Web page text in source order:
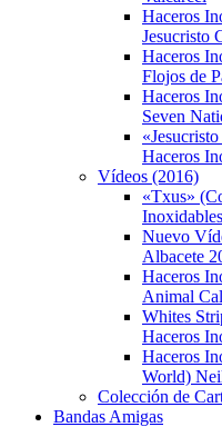
Haceros
Jesucristo
Haceros
Flojos de
Haceros
Seven
Haceros
Vídeos (2016)
«Txus»
Nuevo
Albacete
Haceros
Animal
Whites
Haceros
Haceros
World)
Colección de
Bandas Amigas